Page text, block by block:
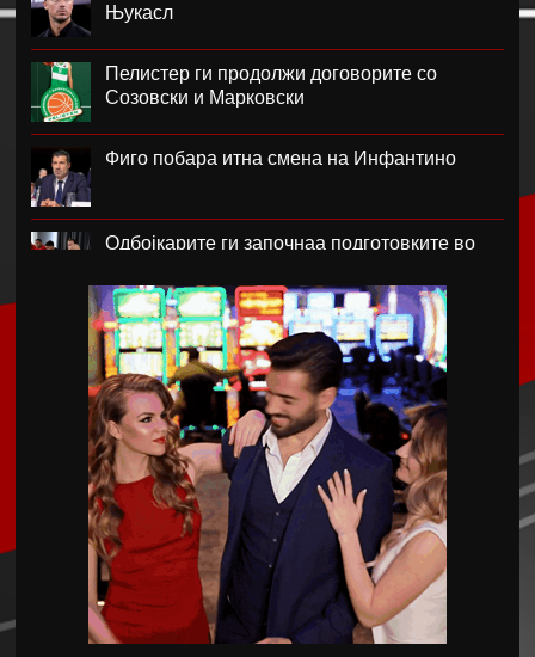
Њукасл
Пелистер ги продолжи договорите со
Созовски и Марковски
Фиго побара итна смена на Инфантино
Одбојкарите ги започнаа подготовките во
РБ Лајпциг го врати голманот Ниланд
Блатер лобира за прва жена на чело на
ФИФА
Нотингем Форест го бара Рејндерс како
замена за Андерсон
Арсенал плаќа скоро 90 милиони евра за
Бруно Гимараеш